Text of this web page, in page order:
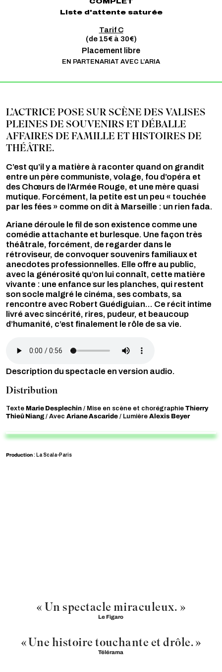
Liste d'attente saturée
Tarif C
(de 15€ à 30€)
Placement libre
EN PARTENARIAT AVEC L’ARIA
L’ACTRICE POSE SUR SCÈNE DES VALISES
PLEINES DE SOUVENIRS ET DÉBALLE
AFFAIRES DE FAMILLE ET HISTOIRES DE
THÉÂTRE.
C’est qu’il y a matière à raconter quand on grandit
entre un père communiste, volage, fou d’opéra et
des Chœurs de l’Armée Rouge, et une mère quasi
mutique. Forcément, la petite est un peu « touchée
par les fées » comme on dit à Marseille : un rien fada.
Ariane déroule le fil de son existence comme une
comédie attachante et burlesque. Une façon très
théâtrale, forcément, de regarder dans le
rétroviseur, de convoquer souvenirs familiaux et
anecdotes professionnelles. Elle offre au public,
avec la générosité qu’on lui connaît, cette matière
vivante : une enfance sur les planches, qui restent
son socle malgré le cinéma, ses combats, sa
rencontre avec Robert Guédiguian... Ce récit intime
livré avec sincérité, rires, pudeur, et beaucoup
d’humanité, c’est finalement le rôle de sa vie.
Description du spectacle en version audio.
Distribution
Texte Marie Desplechin / Mise en scène et chorégraphie Thierry
Thieû Niang / Avec Ariane Ascaride / Lumière Alexis Beyer
Production: La Scala-Paris
« Un spectacle miraculeux. »
Le Figaro
« Une histoire touchante et drôle. »
Télérama